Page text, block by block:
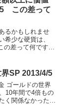
5 この差って
るかもしれませ
希少な硬貨は、
の差って何です
SP 2013/4/5
ゴールドの世界
10年間で4倍もの
く関係なかったん